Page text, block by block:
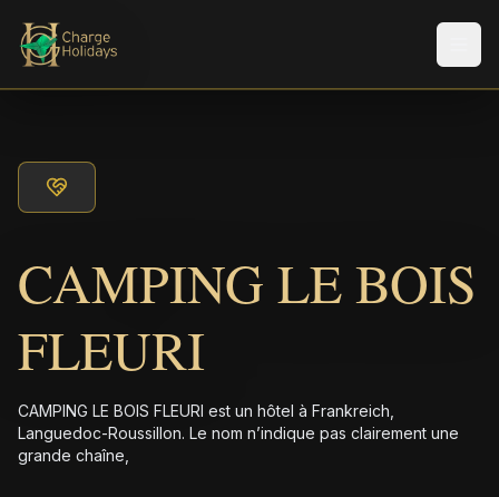
CAMPING LE BOIS
FLEURI
CAMPING LE BOIS FLEURI est un hôtel à Frankreich,
Languedoc-Roussillon. Le nom n’indique pas clairement une
grande chaîne,